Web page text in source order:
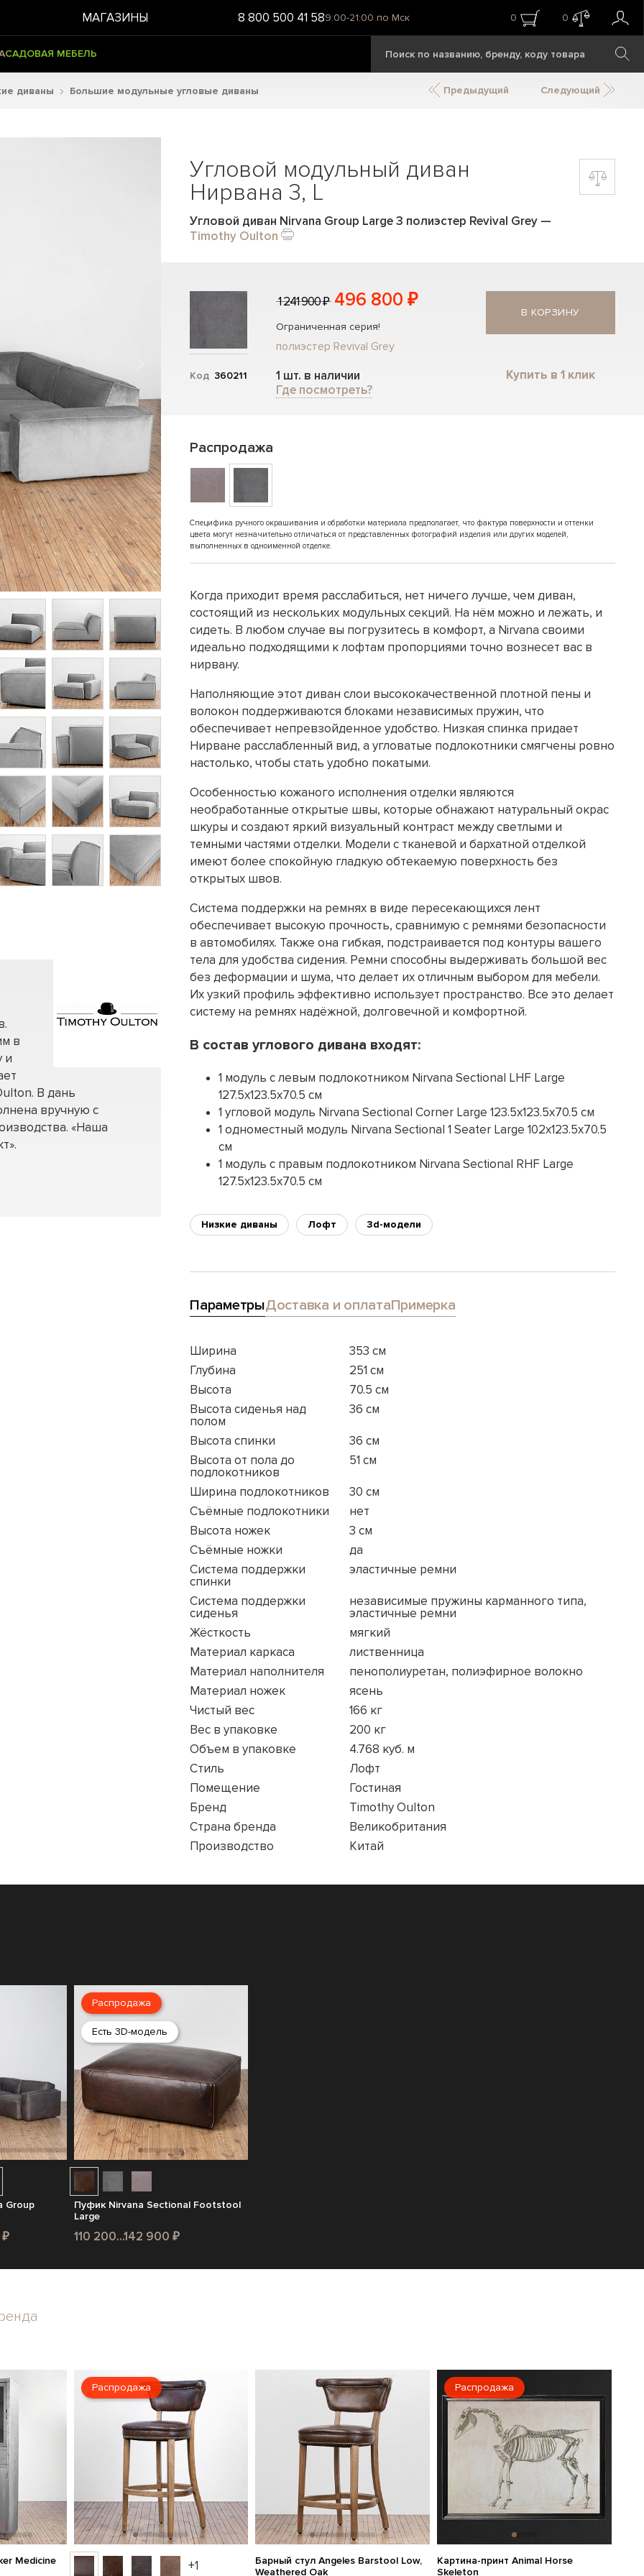
МАГАЗИНЫ 8 800 500 41 589:00-21:00 по Мск 0 0
САДОВАЯ МЕБЕЛЬ
диваны Большие модульные угловые диваны Предыдущий Следующий
в
и
В дань
вручную с
«Наша
Угловой модульный диван
Нирвана 3, L
Угловой диван Nirvana Group Large 3 полиэстер Revival Grey —
Timothy Oulton
Код 360211
1 241 900 ₽ 496 800 ₽
Ограниченная серия!
полиэстер Revival Grey
1 шт. в наличии
Где посмотреть?
В КОРЗИНУ
Купить в 1 клик
Распродажа
Специфика ручного окрашивания и обработки материала предполагает, что фактура поверхности и оттенки
цвета могут незначительно отличаться от представленных фотографий изделия или других моделей,
выполненных в одноименной отделке.
Когда приходит время расслабиться, нет ничего лучше, чем диван,
состоящий из нескольких модульных секций. На нём можно и лежать, и
сидеть. В любом случае вы погрузитесь в комфорт, а Nirvana своими
идеально подходящими к лофтам пропорциями точно вознесет вас в
нирвану.
Наполняющие этот диван слои высококачественной плотной пены и
волокон поддерживаются блоками независимых пружин, что
обеспечивает непревзойденное удобство. Низкая спинка придает
Нирване расслабленный вид, а угловатые подлокотники смягчены ровно
настолько, чтобы стать удобно покатыми.
Особенностью кожаного исполнения отделки являются
необработанные открытые швы, которые обнажают натуральный окрас
шкуры и создают яркий визуальный контраст между светлыми и
темными частями отделки. Модели с тканевой и бархатной отделкой
имеют более спокойную гладкую обтекаемую поверхность без
открытых швов.
Система поддержки на ремнях в виде пересекающихся лент
обеспечивает высокую прочность, сравнимую с ремнями безопасности
в автомобилях. Также она гибкая, подстраивается под контуры вашего
тела для удобства сидения. Ремни способны выдерживать большой вес
без деформации и шума, что делает их отличным выбором для мебели.
Их узкий профиль эффективно использует пространство. Все это делает
систему на ремнях надёжной, долговечной и комфортной.
В состав углового дивана входят:
1 модуль с левым подлокотником Nirvana Sectional LHF Large
127.5х123.5х70.5 см
1 угловой модуль Nirvana Sectional Corner Large 123.5х123.5х70.5 см
1 одноместный модуль Nirvana Sectional 1 Seater Large 102х123.5х70.5
см
1 модуль с правым подлокотником Nirvana Sectional RHF Large
127.5х123.5х70.5 см
Низкие диваны Лофт 3d-модели
ПараметрыДоставка и оплатаПримерка
Ширина
353 см
Глубина
251 см
Высота
70.5 см
Высота сиденья над
полом
36 см
Высота спинки
36 см
Высота от пола до
подлокотников
51 см
Ширина подлокотников
30 см
Съёмные подлокотники
нет
Высота ножек
3 см
Съёмные ножки
да
Система поддержки
спинки
эластичные ремни
Система поддержки
сиденья
независимые пружины карманного типа,
эластичные ремни
Жёсткость
мягкий
Материал каркаса
лиственница
Материал наполнителя
пенополиуретан, полиэфирное волокно
Материал ножек
ясень
Чистый вес
166 кг
Вес в упаковке
200 кг
Объем в упаковке
4.768 куб. м
Стиль
Лофт
Помещение
Гостиная
Бренд
Timothy Oulton
Страна бренда
Великобритания
Производство
Китай
Group
Распродажа
Есть 3D-модель
Пуфик Nirvana Sectional Footstool
Large
110 200...142 900 ₽
Medicine
Распродажа
+1
Барный стул Angeles Barstool Low,
Weathered Oak
Распродажа
Картина-принт Animal Horse
Skeleton